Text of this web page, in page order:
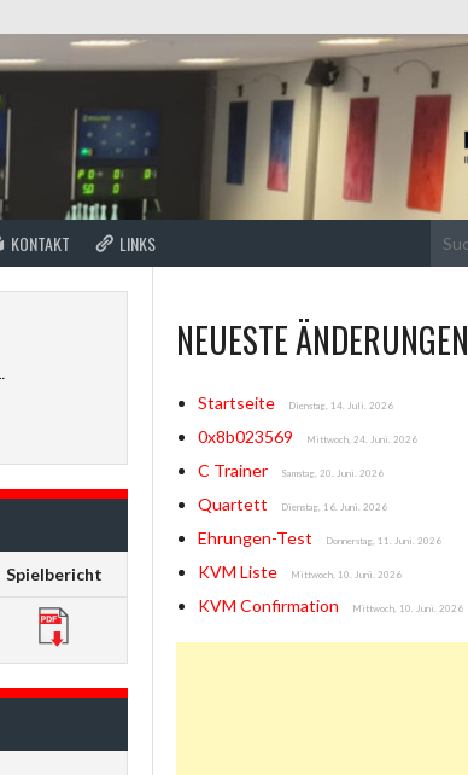
KONTAKT LINKS
Spielbericht
NEUESTE ÄNDERUNGEN
Startseite Dienstag, 14. Juli. 2026
0x8b023569 Mittwoch, 24. Juni. 2026
C Trainer Samstag, 20. Juni. 2026
Quartett Dienstag, 16. Juni. 2026
Ehrungen-Test Donnerstag, 11. Juni. 2026
KVM Liste Mittwoch, 10. Juni. 2026
KVM Confirmation Mittwoch, 10. Juni. 2026